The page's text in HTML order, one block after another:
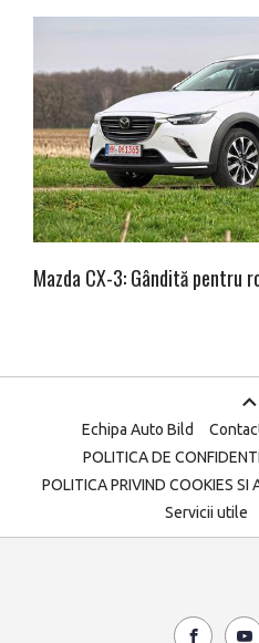
Mazda CX-3: Gândită pentru
Echipa Auto Bild
POLITICA DE
POLITICA PRIVIND COOKIES SI
Servicii utile